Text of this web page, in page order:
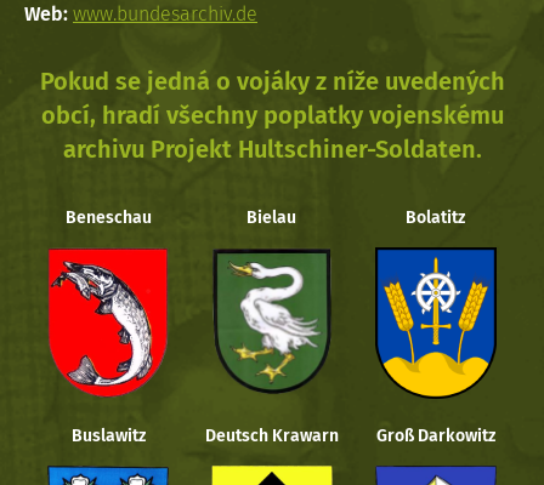
Web: www.bundesarchiv.de
Pokud se jedná o vojáky z níže uvedených
obcí, hradí všechny poplatky vojenskému
archivu Projekt Hultschiner-Soldaten.
Beneschau Bielau Bolatitz
Buslawitz Deutsch Krawarn Groß Darkowitz